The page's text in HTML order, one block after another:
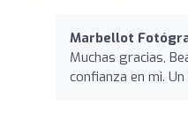
Marbellot
Muchas gracias,
confianza en mi.